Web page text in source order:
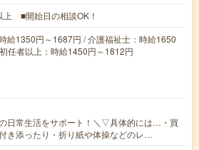
上 ■開始日の相談OK！
給1350円～1687円 / 介護福祉士：時給1650
任者以上：時給1450円～1812円
日常生活をサポート！＼▽具体的には…・買
き添ったり・折り紙や体操などのレ…